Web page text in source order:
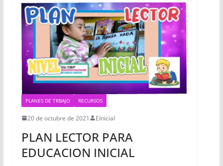
PLANES DE TRBAJO RECURSOS
20 de octubre de 2021 EInicial
PLAN LECTOR PARA
EDUCACION INICIAL